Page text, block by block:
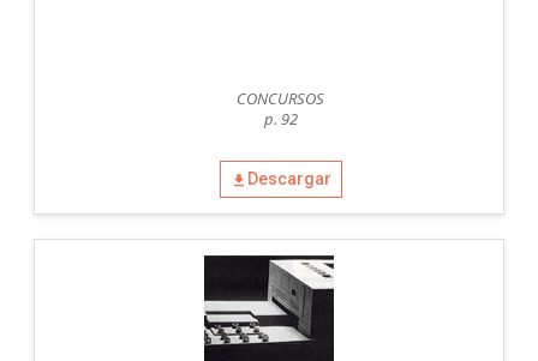
CONCURSOS
p. 92
Descargar